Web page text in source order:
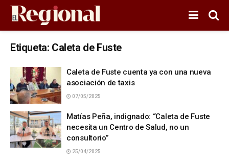
Etiqueta: Caleta de Fuste
Caleta de Fuste cuenta ya con una nueva
asociación de taxis
07/05/2025
Matías Peña, indignado: “Caleta de Fuste
necesita un Centro de Salud, no un
consultorio”
25/04/2025